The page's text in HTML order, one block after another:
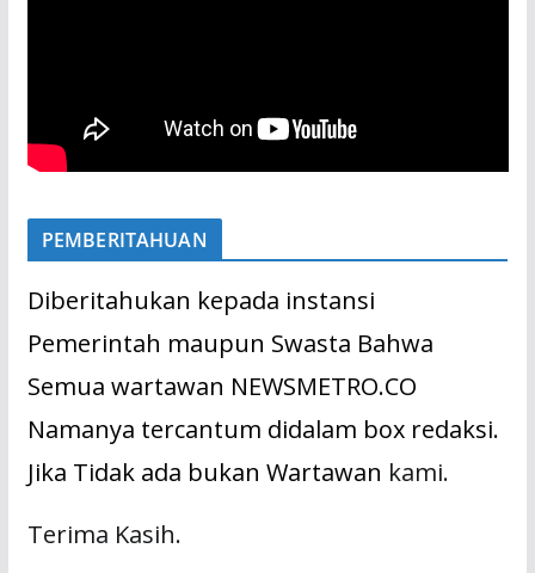
PEMBERITAHUAN
Diberitahukan kepada instansi
Pemerintah maupun Swasta Bahwa
Semua wartawan NEWSMETRO.CO
Namanya tercantum didalam box redaksi.
Jika Tidak ada bukan Wartawan kami.
Terima Kasih.